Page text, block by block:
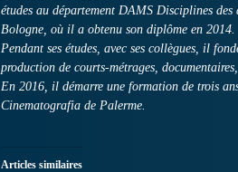
études au département DAMS Disciplines
Bologne, où il a obtenu son diplôme en 2014.
Pendant ses études, avec ses collègues, il
production de courts-métrages,
En 2016, il démarre une formation de trois
Cinematografia de Palerme.
Articles similaires